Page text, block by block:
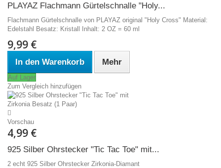
PLAYAZ Flachmann Gürtelschnalle "Holy...
Flachmann Gürtelschnalle von PLAYAZ original "Holy Cross" Material:
Edelstahl Besatz: Kristall Inhalt: 2 OZ = 60 ml
9,99 €
In den Warenkorb Mehr
Auf Lager
Zum Vergleich hinzufügen
Vorschau
4,99 €
925 Silber Ohrstecker "Tic Tac Toe" mit...
2 echt 925 Silber Ohrstecker Zirkonia-Diamant